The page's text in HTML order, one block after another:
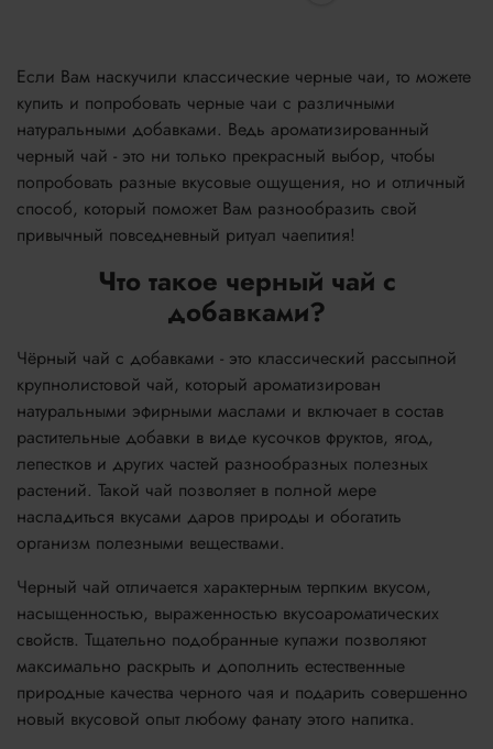
Если Вам наскучили классические черные чаи, то можете
купить и попробовать черные чаи с различными
натуральными добавками. Ведь ароматизированный
черный чай - это ни только прекрасный выбор, чтобы
попробовать разные вкусовые ощущения, но и отличный
способ, который поможет Вам разнообразить свой
привычный повседневный ритуал чаепития!
Что такое черный чай с
добавками?
Чёрный чай с добавками - это классический рассыпной
крупнолистовой чай, который ароматизирован
натуральными эфирными маслами и включает в состав
растительные добавки в виде кусочков фруктов, ягод,
лепестков и других частей разнообразных полезных
растений. Такой чай позволяет в полной мере
насладиться вкусами даров природы и обогатить
организм полезными веществами.
Черный чай отличается характерным терпким вкусом,
насыщенностью, выраженностью вкусоароматических
свойств. Тщательно подобранные купажи позволяют
максимально раскрыть и дополнить естественные
природные качества черного чая и подарить совершенно
новый вкусовой опыт любому фанату этого напитка.